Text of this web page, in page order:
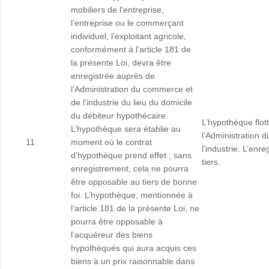
11
mobiliers de l’entreprise,
l’entreprise ou le commerçant
individuel, l’exploitant agricole,
conformément à l’article 181 de
la présente Loi, devra être
enregistrée auprès de
l’Administration du commerce et
de l’industrie du lieu du domicile
du débiteur hypothécaire.
L’hypothèque sera établie au
moment où le contrat
d’hypothèque prend effet ; sans
enregistrement, cela ne pourra
être opposable au tiers de bonne
foi. L’hypothèque, mentionnée à
l’article 181 de la présente Loi, ne
pourra être opposable à
l’acquéreur des biens
hypothéqués qui aura acquis ces
biens à un prix raisonnable dans
L’hypothèque
l’Administration
l’industrie.
tiers.